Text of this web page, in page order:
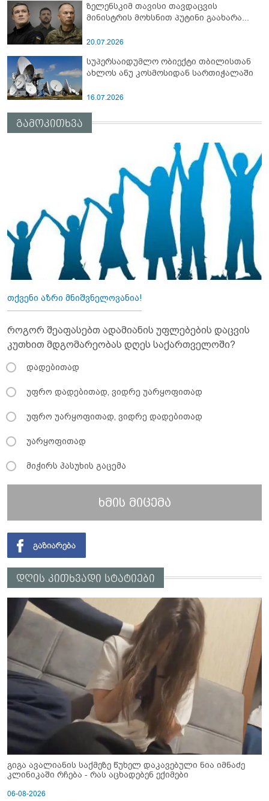
ზელენსკიმ თავისი თავდაცვის
მინისტრის მოხსნით პუტინი გაახარა...
20.07.2026
სუპერსაიდუმლო ობიექტი თბილისთან
ახლოს ანუ კოსმოსიდან სართიჭალაში
16.07.2026
გამოკითხვა
თქვენი აზრი მნიშვნელოვანია!
როგორ შეაფასებთ ადამიანის უფლებების დაცვის
კუთხით მდგომარეობას დღეს საქართველოში?
დადებითად
უფრო დადებითად, ვიდრე უარყოფითად
უფრო უარყოფითად, ვიდრე დადებითად
უარყოფითად
მიჭირს პასუხის გაცემა
ხმის მიცემა
დღის კითხვადი სტატიები
გიგა ავალიანის საქმეზე წუხელ დაკავებული ნია იმნაძე
კლინიკაში რჩება - რას აცხადებენ ექიმები
06-08-2026